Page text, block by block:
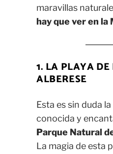
maravillas
hay que ver en la
1. LA PLAYA
ALBERESE
Esta es sin duda
conocida y
Parque Natural
La magia de esta